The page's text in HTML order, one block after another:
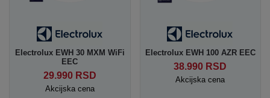
Electrolux EWH 30 MXM WiFi
EEC
29.990 RSD
Akcijska cena
Electrolux EWH 100 AZR EEC
38.990 RSD
Akcijska cena